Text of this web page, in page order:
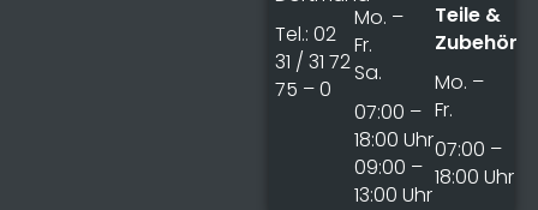
Tel.: 02
31 / 31 72
75 – 0
Mo. –
Fr.
Sa.
07:00 –
18:00 Uhr
09:00 –
13:00 Uhr
Teile &
Zubehör
Mo. –
Fr.
07:00 –
18:00 Uhr